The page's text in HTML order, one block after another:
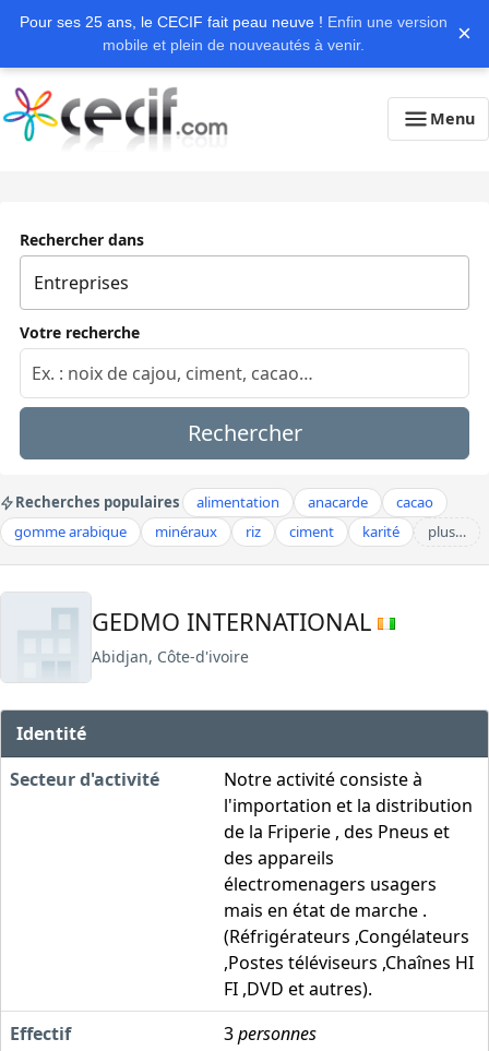
Pour ses 25 ans, le CECIF fait peau neuve ! Enfin une version
mobile et plein de nouveautés à venir.
×
Menu
Rechercher dans
Votre recherche
Rechercher
Recherches populaires alimentation anacarde
cacao
gomme arabique
minéraux riz ciment karité plus…
GEDMO INTERNATIONAL
Abidjan, Côte-d'ivoire
Identité
Secteur d'activité
Notre activité consiste à
l'importation et la distribution
de la Friperie , des Pneus et
des appareils
électromenagers usagers
mais en état de marche .
(Réfrigérateurs ,Congélateurs
,Postes téléviseurs ,Chaînes HI
FI ,DVD et autres).
Effectif
3personnes